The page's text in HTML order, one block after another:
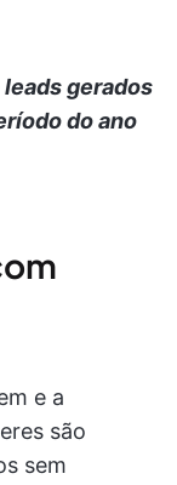
gerados
do ano
e a
são
sem